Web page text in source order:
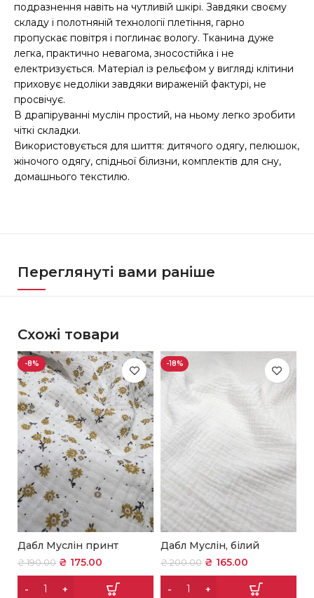
подразнення навіть на чутливій шкірі. Завдяки своєму
складу і полотняній технології плетіння, гарно
пропускає повітря і поглинає вологу. Тканина дуже
легка, практично невагома, зносостійка і не
електризується. Матеріал із рельєфом у вигляді клітини
приховує недоліки завдяки вираженій фактурі, не
просвічує.
В драпіруванні муслін простий, на ньому легко зробити
чіткі складки.
Використовується для шиття: дитячого одягу, пелюшок,
жіночого одягу, спідньої білизни, комплектів для сну,
домашнього текстилю.
Переглянуті вами раніше
Схожі товари
-8%
Дабл Муслін принт
₴190.00 ₴ 175.00
-18%
Дабл Муслін, білий
₴200.00 ₴ 165.00